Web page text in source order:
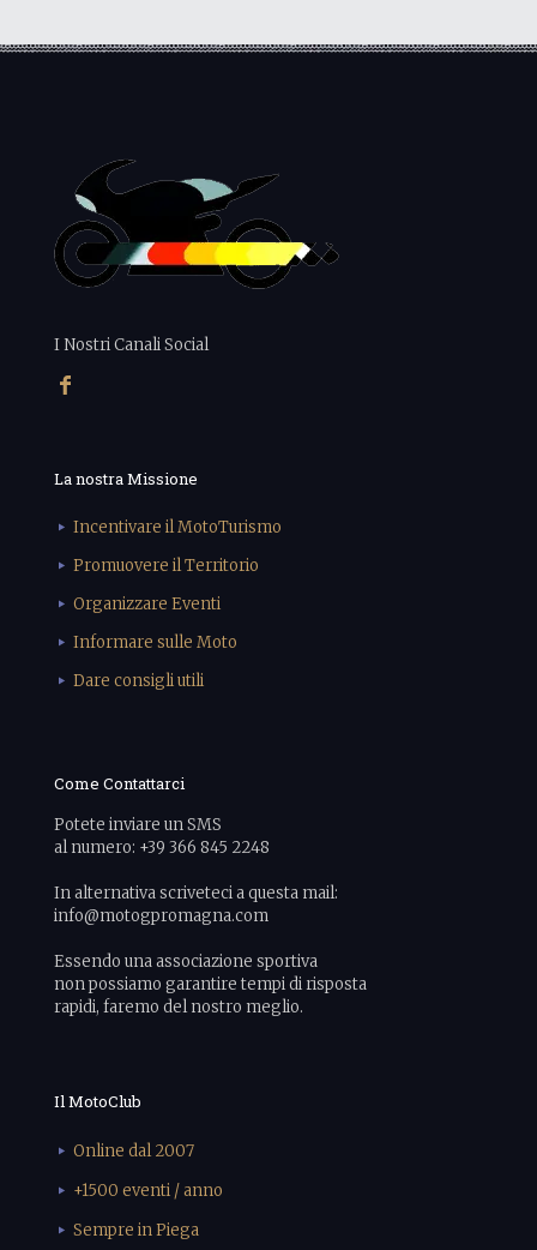
I Nostri Canali Social
La nostra Missione
Incentivare il MotoTurismo
Promuovere il Territorio
Organizzare Eventi
Informare sulle Moto
Dare consigli utili
Come Contattarci
Potete inviare un SMS
al numero: +39 366 845 2248
In alternativa scriveteci a questa mail:
info@motogpromagna.com
Essendo una associazione sportiva
non possiamo garantire tempi di risposta
rapidi, faremo del nostro meglio.
Il MotoClub
Online dal 2007
+1500 eventi / anno
Sempre in Piega